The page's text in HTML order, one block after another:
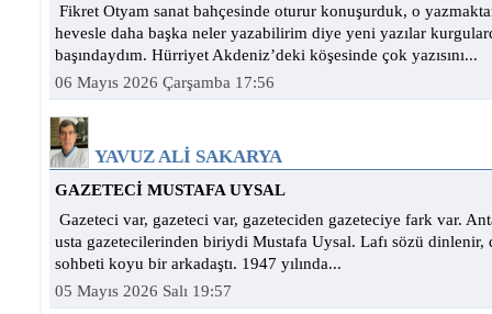
Fikret Otyam sanat bahçesinde oturur konuşurduk, o
hevesle daha başka neler yazabilirim diye yeni yazılar
başındaydım. Hürriyet Akdeniz’deki köşesinde çok yazısını...
06 Mayıs 2026 Çarşamba 17:56
YAVUZ ALİ SAKARYA
GAZETECİ MUSTAFA UYSAL
Gazeteci var, gazeteci var, gazeteciden gazeteciye fark var.
usta gazetecilerinden biriydi Mustafa Uysal. Lafı sözü dinlenir,
sohbeti koyu bir arkadaştı. 1947 yılında...
05 Mayıs 2026 Salı 19:57